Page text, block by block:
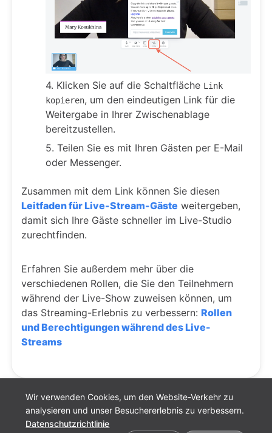
Wir verwenden Cookies, um den Website-Verkehr zu
analysieren und unser Besuchererlebnis zu verbessern.
Datenschutzrichtlinie
4. Klicken Sie auf die Schaltfläche Link
kopieren, um den eindeutigen Link für die
Weitergabe in Ihrer Zwischenablage
bereitzustellen.
5. Teilen Sie es mit Ihren Gästen per E-Mail
oder Messenger.
Zusammen mit dem Link können Sie diesen
Leitfaden für Live-Stream-Gäste weitergeben,
damit sich Ihre Gäste schneller im Live-Studio
zurechtfinden.
Erfahren Sie außerdem mehr über die
verschiedenen Rollen, die Sie den Teilnehmern
während der Live-Show zuweisen können, um
das Streaming-Erlebnis zu verbessern: Rollen
und Berechtigungen während des Live-
Streams
Cookie-Einstellungen